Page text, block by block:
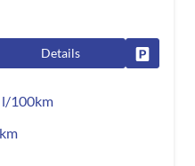
Details
l/100km